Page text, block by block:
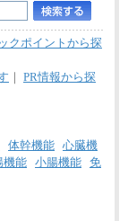
クポイントから探
｜ PR情報から探
体幹機能 心臓機
機能 小腸機能 免